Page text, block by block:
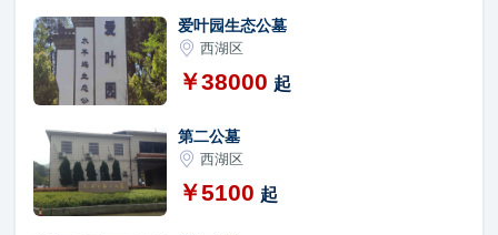
爱叶园生态公墓
西湖区
￥38000 起
第二公墓
西湖区
￥5100 起